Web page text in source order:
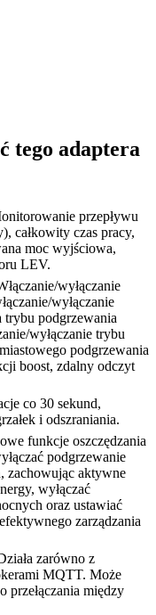
tego adaptera
przepływu
całkowity czas pracy,
moc wyjściowa,
LEV.
wyłączanie
wyłączanie
trybu podgrzewania
wyłączanie trybu
podgrzewania
boost, zdalny odczyt
co 30 sekund,
i odszraniania.
funkcje oszczędzania
podgrzewanie
zachowując aktywne
wyłączać
oraz ustawiać
zarządzania
zarówno z
MQTT. Może
przełączania między